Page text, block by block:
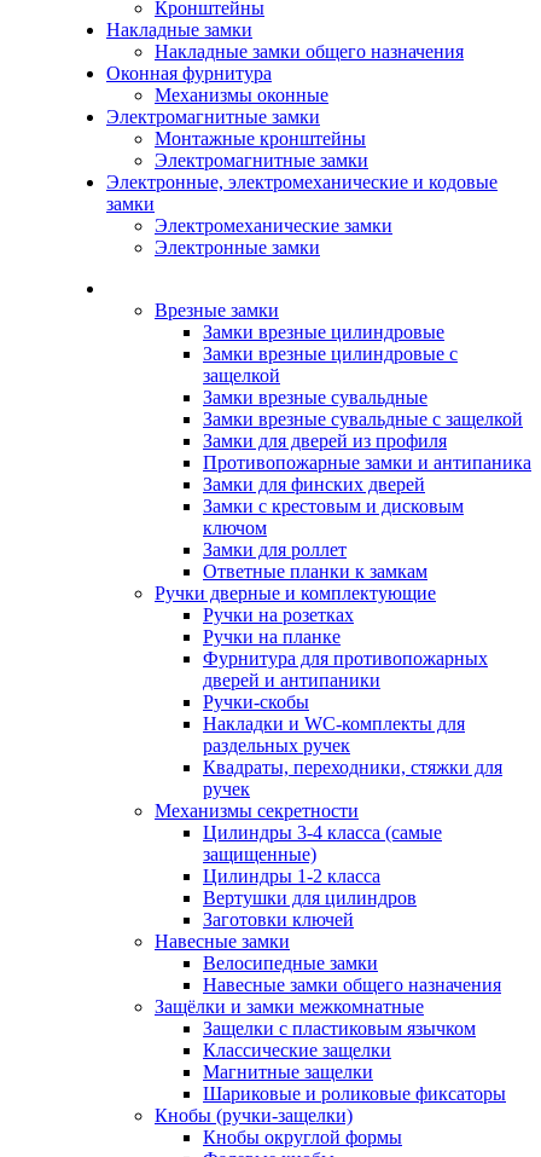
Кронштейны
Накладные замки
Накладные замки общего назначения
Оконная фурнитура
Механизмы оконные
Электромагнитные замки
Монтажные кронштейны
Электромагнитные замки
Электронные, электромеханические и кодовые
замки
Электромеханические замки
Электронные замки
Врезные замки
Замки врезные цилиндровые
Замки врезные цилиндровые с
защелкой
Замки врезные сувальдные
Замки врезные сувальдные с защелкой
Замки для дверей из профиля
Противопожарные замки и антипаника
Замки для финских дверей
Замки с крестовым и дисковым
ключом
Замки для роллет
Ответные планки к замкам
Ручки дверные и комплектующие
Ручки на розетках
Ручки на планке
Фурнитура для противопожарных
дверей и антипаники
Ручки-скобы
Накладки и WC-комплекты для
раздельных ручек
Квадраты, переходники, стяжки для
ручек
Механизмы секретности
Цилиндры 3-4 класса (самые
защищенные)
Цилиндры 1-2 класса
Вертушки для цилиндров
Заготовки ключей
Навесные замки
Велосипедные замки
Навесные замки общего назначения
Защёлки и замки межкомнатные
Защелки с пластиковым язычком
Классические защелки
Магнитные защелки
Шариковые и роликовые фиксаторы
Кнобы (ручки-защелки)
Кнобы округлой формы